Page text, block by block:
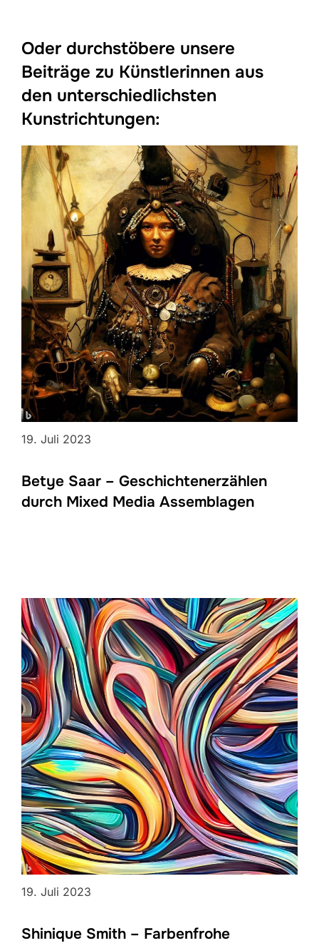
Oder durchstöbere unsere
Beiträge zu Künstlerinnen aus
den unterschiedlichsten
Kunstrichtungen:
19. Juli 2023
Betye Saar – Geschichtenerzählen
durch Mixed Media Assemblagen
19. Juli 2023
Shinique Smith – Farbenfrohe